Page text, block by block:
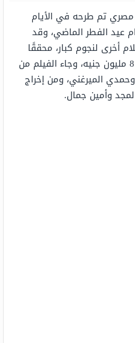
تم طرحه في الأيام
عيد الفطر الماضي، وقد
أخرى لنجوم كبار، محققًا
إيرادات كبيرة وصلت إلى أكثر من 8 مليون جنيه، وجاء الفيلم من
الميرغني، ومن إخراج
وأمين جمال.